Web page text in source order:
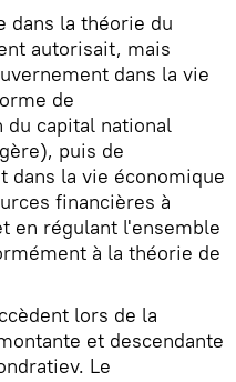
dans la théorie du
autorisait, mais
dans la vie
de
capital national
puis de
dans la vie économique
financières à
en régulant l'ensemble
à la théorie de
lors de la
et descendante
Le